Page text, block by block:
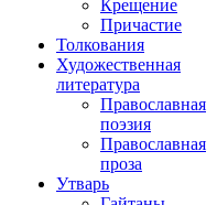
Крещение
Причастие
Толкования
Художественная
литература
Православная
поэзия
Православная
проза
Утварь